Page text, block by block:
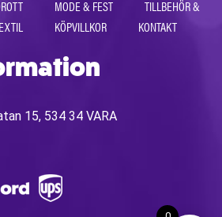
MODE & FEST
TILLBEHÖR &
KÖPVILLKOR KONTAKT
15, 534 34 VARA